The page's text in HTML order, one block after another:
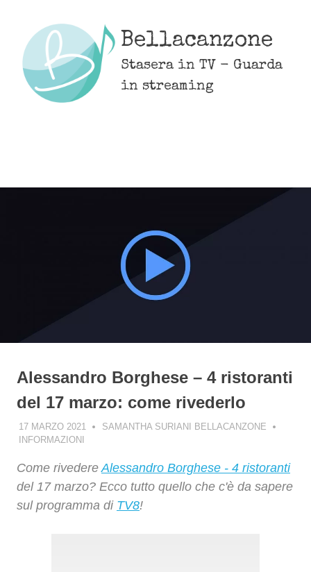
content
Bellacanzone
Stasera in TV - Guarda
in streaming
Alessandro Borghese – 4 ristoranti
del 17 marzo: come rivederlo
17 MARZO 2021
SAMANTHA SURIANI BELLACANZONE
INFORMAZIONI
Come rivedere Alessandro Borghese - 4 ristoranti
del 17 marzo? Ecco tutto quello che c'è da sapere
sul programma di TV8!